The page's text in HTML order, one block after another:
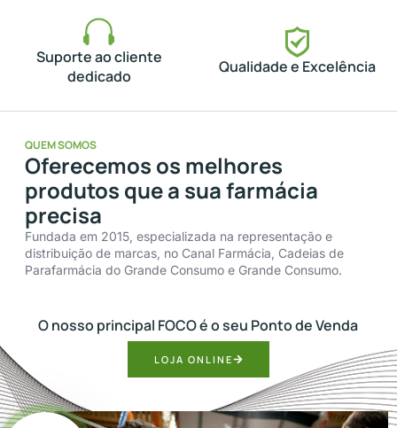
Suporte ao cliente
dedicado
Qualidade e Excelência
QUEM SOMOS
Oferecemos os melhores
produtos que a sua farmácia
precisa
Fundada em 2015, especializada na representação e
distribuição de marcas, no Canal Farmácia, Cadeias de
Parafarmácia do Grande Consumo e Grande Consumo.
O nosso principal FOCO é o seu Ponto de Venda
LOJA ONLINE